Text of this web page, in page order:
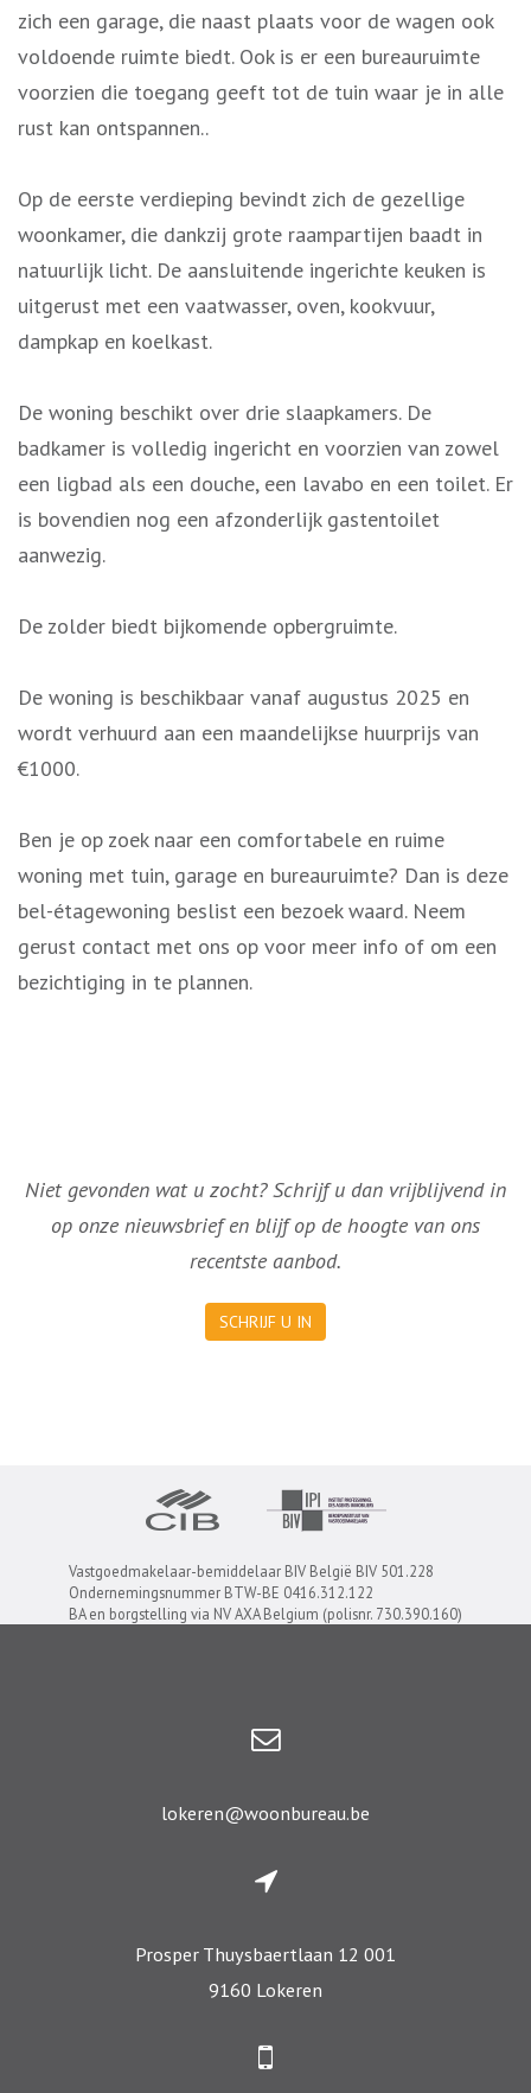
zich een garage, die naast plaats voor de wagen ook
voldoende ruimte biedt. Ook is er een bureauruimte
voorzien die toegang geeft tot de tuin waar je in alle
rust kan ontspannen..
Op de eerste verdieping bevindt zich de gezellige
woonkamer, die dankzij grote raampartijen baadt in
natuurlijk licht. De aansluitende ingerichte keuken is
uitgerust met een vaatwasser, oven, kookvuur,
dampkap en koelkast.
De woning beschikt over drie slaapkamers. De
badkamer is volledig ingericht en voorzien van zowel
een ligbad als een douche, een lavabo en een toilet. Er
is bovendien nog een afzonderlijk gastentoilet
aanwezig.
De zolder biedt bijkomende opbergruimte.
De woning is beschikbaar vanaf augustus 2025 en
wordt verhuurd aan een maandelijkse huurprijs van
€1000.
Ben je op zoek naar een comfortabele en ruime
woning met tuin, garage en bureauruimte? Dan is deze
bel-étagewoning beslist een bezoek waard. Neem
gerust contact met ons op voor meer info of om een
bezichtiging in te plannen.
Niet gevonden wat u zocht? Schrijf u dan vrijblijvend in
op onze nieuwsbrief en blijf op de hoogte van ons
recentste aanbod.
SCHRIJF U IN
Vastgoedmakelaar-bemiddelaar BIV België BIV 501.228
Ondernemingsnummer BTW-BE 0416.312.122
BA en borgstelling via NV AXA Belgium (polisnr. 730.390.160)
lokeren@woonbureau.be
Prosper Thuysbaertlaan 12 001
9160 Lokeren